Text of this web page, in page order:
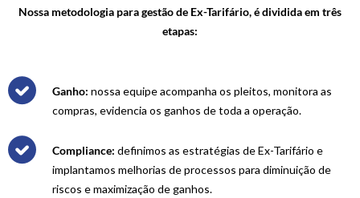
Nossa metodologia para gestão de Ex-Tarifário, é dividida em três
etapas:
Ganho: nossa equipe acompanha os pleitos, monitora as
compras, evidencia os ganhos de toda a operação.
Compliance: definimos as estratégias de Ex-Tarifário e
implantamos melhorias de processos para diminuição de
riscos e maximização de ganhos.